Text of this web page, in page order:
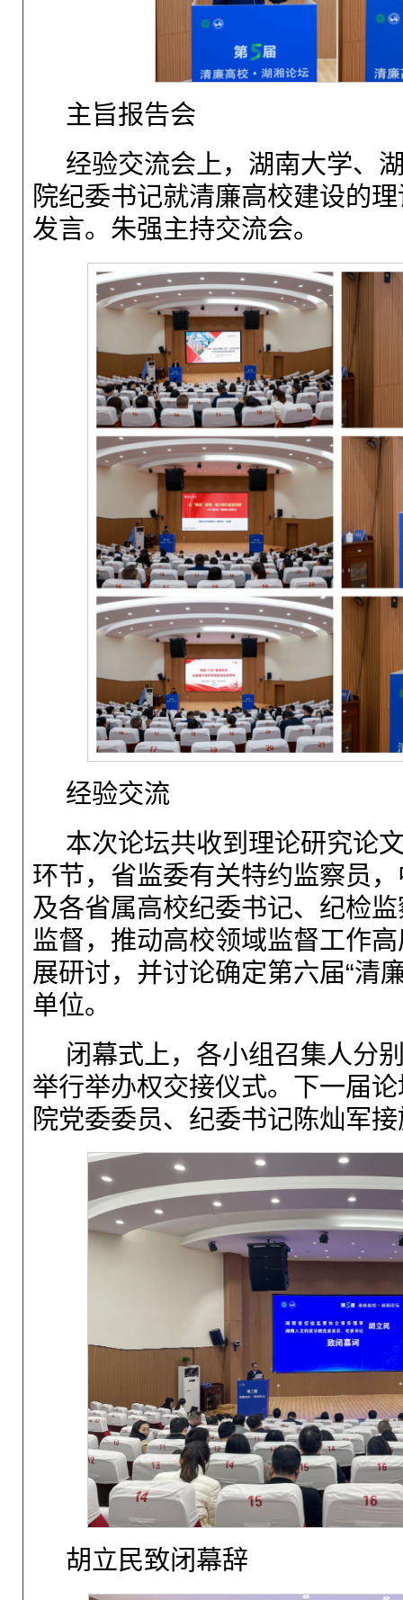
主旨报告会
经验交流会上，湖南大学、
院纪委书记就清廉高校建设的
发言。朱强主持交流会。
经验交流
本次论坛共收到理论研究论
环节，省监委有关特约监察员
及各省属高校纪委书记、纪检
监督，推动高校领域监督工作
展研讨，并讨论确定第六届“清
单位。
闭幕式上，各小组召集人分
举行举办权交接仪式。下一届
院党委委员、纪委书记陈灿军
胡立民致闭幕辞